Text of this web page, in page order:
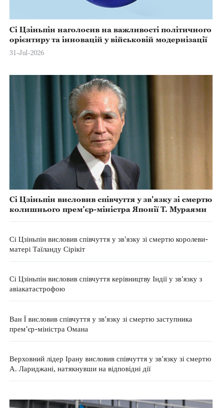
Сі Цзіньпін наголосив на важливості політичного
орієнтиру та інновацій у військовій модернізації
31-Jul-2026
Сі Цзіньпін висловив співчуття у зв'язку зі смертю
колишнього прем'єр-міністра Японії Т. Мураями
Сі Цзіньпін висловив співчуття у зв'язку зі смертю королеви-
матері Таїланду Сірікіт
Сі Цзіньпін висловив співчуття керівництву Індії у зв'язку з
авіакатастрофою
Ван Ї висловив співчуття у зв'язку зі смертю заступника
прем'єр-міністра Омана
Верховний лідер Ірану висловив співчуття у зв'язку зі смертю
А. Лариджані, натякнувши на відповідні дії